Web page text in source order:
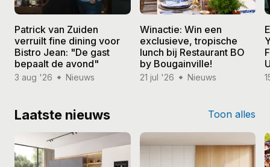
Patrick van Zuiden
verruilt fine dining voor
Bistro Jean: "De gast
bepaalt de avond"
3 aug '26 Nieuws
Winactie: Win een
exclusieve, tropische
lunch bij Restaurant BO
by Bougainville!
21 jul '26 Nieuws
Laatste nieuws Toon alles